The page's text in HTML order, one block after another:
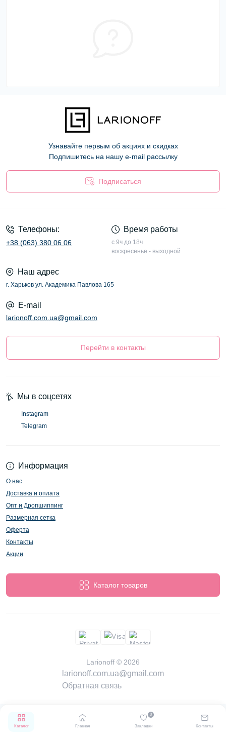
Каталог Главная Закладки
0
Контакты
Узнавайте первым об акциях и скидках
Подпишитесь на нашу e-mail рассылку
Подписаться
Телефоны:
+38 (063) 380 06 06
Время работы
с 9ч до 18ч
воскресенье - выходной
Наш адрес
г. Харьков ул. Академика Павлова 165
E-mail
larionoff.com.ua@gmail.com
Перейти в контакты
Информация
О нас
Доставка и оплата
Опт и Дропшиппинг
Размерная сетка
Оферта
Контакты
Акции
Каталог товаров
Мы в соцсетях
Instagram
Telegram
Larionoff © 2026
larionoff.com.ua@gmail.com
Обратная связь